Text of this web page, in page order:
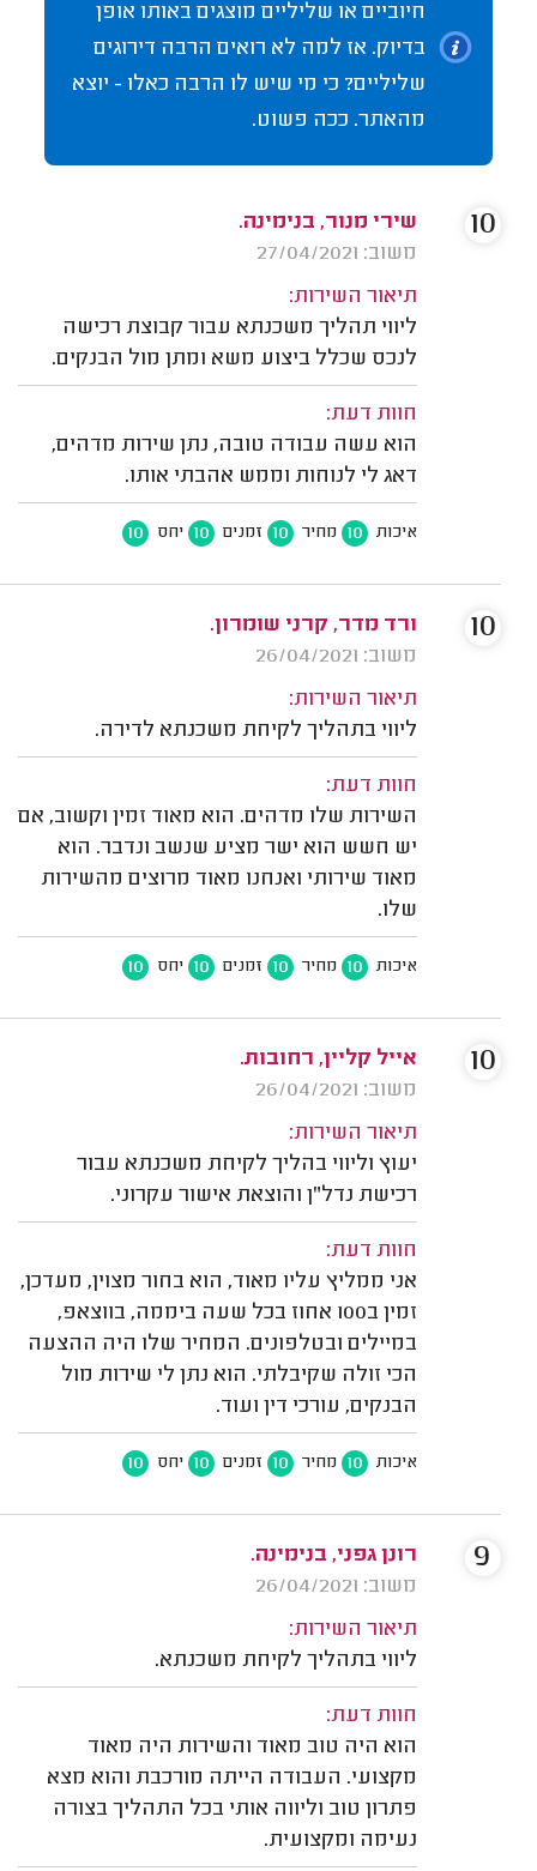
חיוביים או שליליים מוצגים באותו אופן
בדיוק. אז למה לא רואים הרבה דירוגים
שליליים? כי מי שיש לו הרבה כאלו - יוצא
מהאתר. ככה פשוט.
שירי מנור, בנימינה.
משוב: 27/04/2021
תיאור השירות:
ליווי תהליך משכנתא עבור קבוצת רכישה
לנכס שכלל ביצוע משא ומתן מול הבנקים.
חוות דעת:
הוא עשה עבודה טובה, נתן שירות מדהים,
דאג לי לנוחות וממש אהבתי אותו.
איכות 10 מחיר 10 זמנים 10 יחס 10
10
ורד מדר, קרני שומרון.
משוב: 26/04/2021
תיאור השירות:
ליווי בתהליך לקיחת משכנתא לדירה.
חוות דעת:
השירות שלו מדהים. הוא מאוד זמין וקשוב, אם
יש חשש הוא ישר מציע שנשב ונדבר. הוא
מאוד שירותי ואנחנו מאוד מרוצים מהשירות
שלו.
איכות 10 מחיר 10 זמנים 10 יחס 10
10
אייל קליין, רחובות.
משוב: 26/04/2021
תיאור השירות:
יעוץ וליווי בהליך לקיחת משכנתא עבור
רכישת נדל"ן והוצאת אישור עקרוני.
חוות דעת:
אני ממליץ עליו מאוד, הוא בחור מצוין, מעדכן,
זמין ב100 אחוז בכל שעה ביממה, בווצאפ,
במיילים ובטלפונים. המחיר שלו היה ההצעה
הכי זולה שקיבלתי. הוא נתן לי שירות מול
הבנקים, עורכי דין ועוד.
איכות 10 מחיר 10 זמנים 10 יחס 10
10
רונן גפני, בנימינה.
משוב: 26/04/2021
תיאור השירות:
ליווי בתהליך לקיחת משכנתא.
חוות דעת:
הוא היה טוב מאוד והשירות היה מאוד
מקצועי. העבודה הייתה מורכבת והוא מצא
פתרון טוב וליווה אותי בכל התהליך בצורה
נעימה ומקצועית.
9